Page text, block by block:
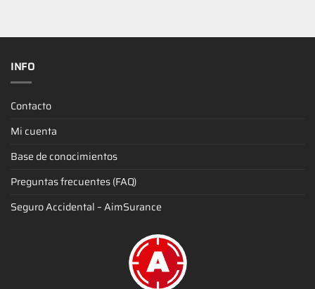
INFO
Contacto
Mi cuenta
Base de conocimientos
Preguntas frecuentes (FAQ)
Seguro Accidental – AimSurance